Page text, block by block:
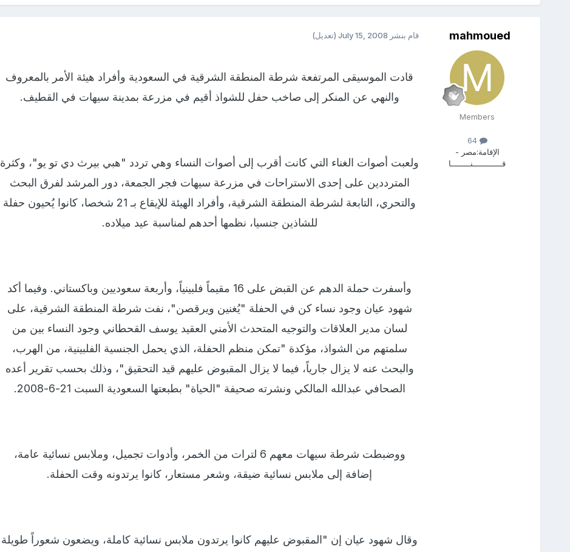
mahmoued
Members
64
الإقامة:مصر -
قــــــــــــنــــــــا
قام بنشر July 15, 2008 (تعديل)
قادت الموسيقى المرتفعة شرطة المنطقة الشرقية في السعودية وأفراد هيئة الأمر بالمعروف
والنهي عن المنكر إلى صاخب حفل للشواذ أقيم في مزرعة بمدينة سيهات في القطيف.
ولعبت أصوات الغناء التي كانت أقرب إلى أصوات النساء وهي تردد "هبي بيرث دي تو يو"، وكثرة
المترددين على إحدى الاستراحات في مزرعة سيهات فجر الجمعة، دور المرشد لفرق البحث
والتحري، التابعة لشرطة المنطقة الشرقية، وأفراد الهيئة للإيقاع بـ 21 شخصا، كانوا يُحيون حفلة
للشاذين جنسيا، نظمها أحدهم لمناسبة عيد ميلاده.
وأسفرت حملة الدهم عن القبض على 16 مقيماً فلبينياً، وأربعة سعوديين وباكستاني. وفيما أكد
شهود عيان وجود نساء كن في الحفلة "يُغنين ويرقصن"، نفت شرطة المنطقة الشرقية، على
لسان مدير العلاقات والتوجيه المتحدث الأمني العقيد يوسف القحطاني وجود النساء بين من
سلمتهم من الشواذ، مؤكدة "تمكن منظم الحفلة، الذي يحمل الجنسية الفلبينية، من الهرب،
والبحث عنه لا يزال جارياً، فيما لا يزال المقبوض عليهم قيد التحقيق"، وذلك بحسب تقرير أعده
الصحافي عبدالله المالكي ونشرته صحيفة "الحياة" بطبعتها السعودية السبت 21-6-2008.
ووضبطت شرطة سيهات معهم 6 لترات من الخمر، وأدوات تجميل، وملابس نسائية عامة،
إضافة إلى ملابس نسائية ضيقة، وشعر مستعار، كانوا يرتدونه وقت الحفلة.
وقال شهود عيان إن "المقبوض عليهم كانوا يرتدون ملابس نسائية كاملة، ويضعون شعوراً طويلة